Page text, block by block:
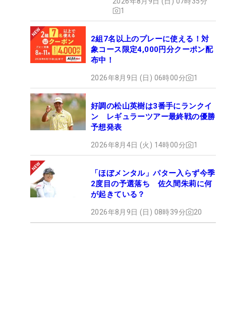
1
2組7名以上のプレーに使える！対
象コース限定4,000円分クーポン配
布中！
2026年8月9日 (日) 06時00分 1
好調の松山英樹は3番手にランクイ
ン レギュラーツアー最終戦の優勝
予想発表
2026年8月4日 (火) 14時00分 1
「ほぼメンタル」パター入らず今季
2度目の予選落ち 佐久間朱莉に何
が起きている？
2026年8月9日 (日) 08時39分 20